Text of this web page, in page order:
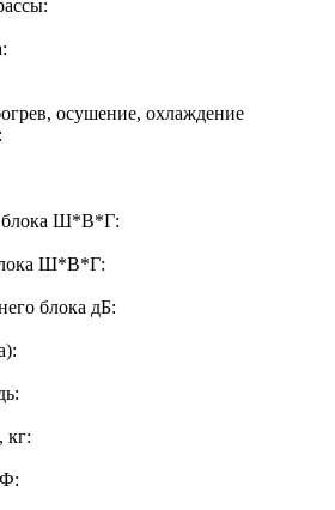
осушение, охлаждение
блока Ш*В*Г:
Ш*В*Г:
блока дБ:
кг: